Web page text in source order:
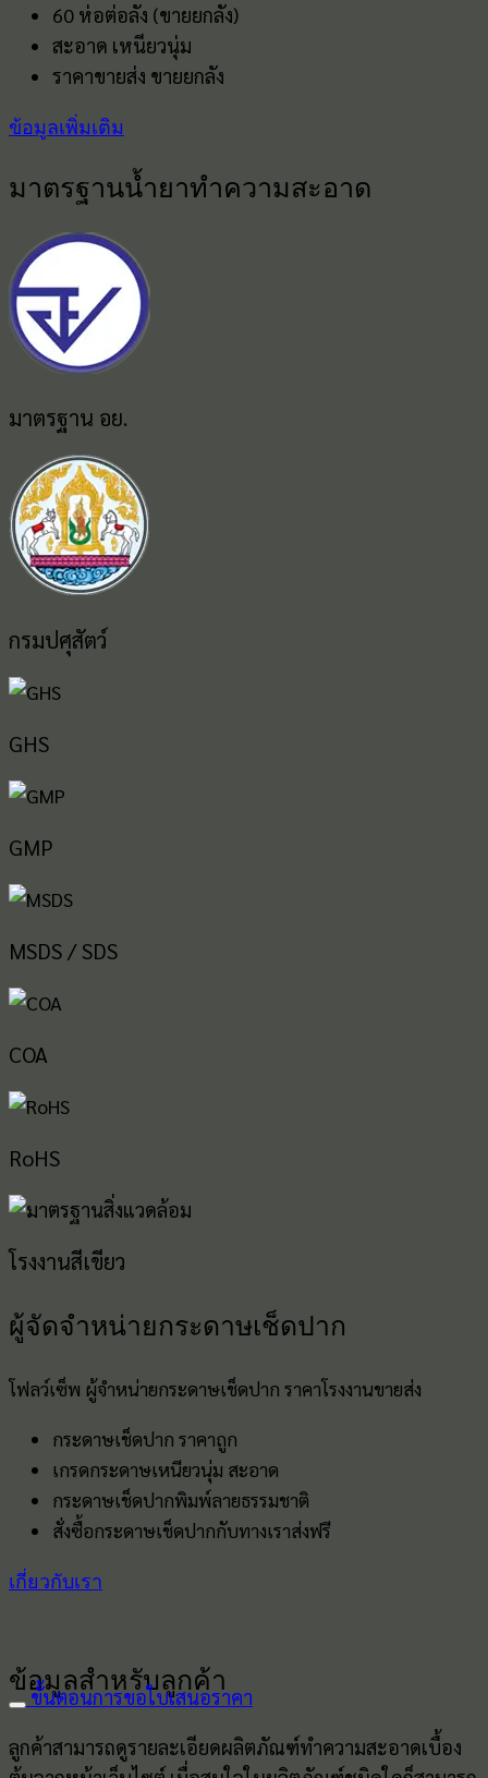
60 ห่อต่อลัง (ขายยกลัง)
สะอาด เหนียวนุ่ม
ราคาขายส่ง ขายยกลัง
ข้อมูลเพิ่มเติม
มาตรฐานน้ำยาทำความสะอาด
มาตรฐาน อย.
กรมปศุสัตว์
GHS
GMP
MSDS / SDS
COA
RoHS
โรงงานสีเขียว
ผู้จัดจำหน่ายกระดาษเช็ดปาก
โฟลว์เซ็พ ผู้จำหน่ายกระดาษเช็ดปาก ราคาโรงงานขายส่ง
กระดาษเช็ดปาก ราคาถูก
เกรดกระดาษเหนียวนุ่ม สะอาด
กระดาษเช็ดปากพิมพ์ลายธรรมชาติ
สั่งซื้อกระดาษเช็ดปากกับทางเราส่งฟรี
เกี่ยวกับเรา
ข้อมูลสำหรับลูกค้า
ขั้นตอนการขอใบเสนอราคา
ลูกค้าสามารถดูรายละเอียดผลิตภัณฑ์ทำความสะอาดเบื้อง